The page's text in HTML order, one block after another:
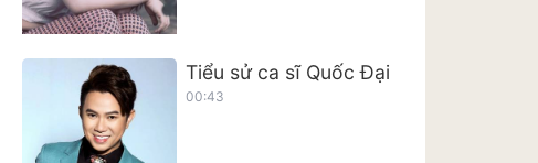
Tiểu sử ca sĩ Quốc Đại
00:43